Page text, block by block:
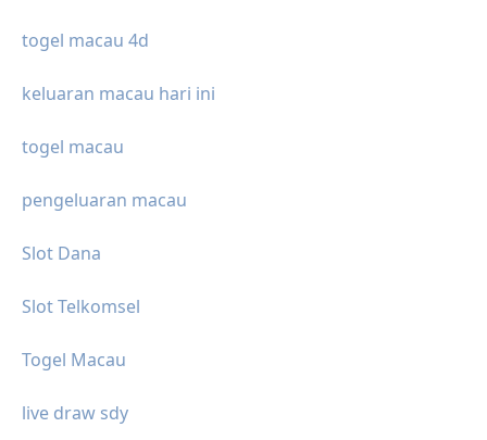
togel macau 4d
keluaran macau hari ini
togel macau
pengeluaran macau
Slot Dana
Slot Telkomsel
Togel Macau
live draw sdy